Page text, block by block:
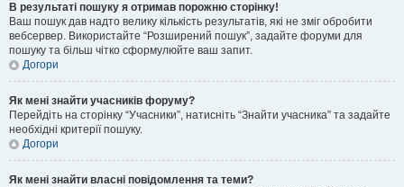
В результаті пошуку я отримав порожню сторінку!
Ваш пошук дав надто велику кількість результатів, які не зміг обробити
вебсервер. Використайте “Розширений пошук”, задайте форуми для
пошуку та більш чітко сформулюйте ваш запит.
Догори
Як мені знайти учасників форуму?
Перейдіть на сторінку “Учасники”, натисніть “Знайти учасника” та задайте
необхідні критерії пошуку.
Догори
Як мені знайти власні повідомлення та теми?